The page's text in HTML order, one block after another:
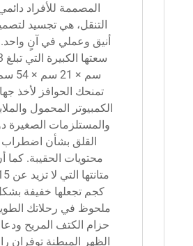
المصممة للأفراد
التنقل، هي تجسيد
أنيق وعملي في آنٍ
سم × 21 سم ×
تمنحك الحوافز لأخذ
الكمبيوتر المحمول
والمستلزمات الصغيرة
القلق بشأن اضطراب
محتويات الحقيبة. كما
متانتها
كجم تجعلها خفيفة
ملحوظ في رحلاتك
حزام الكتف المريح
الظهر المبطنة توفران